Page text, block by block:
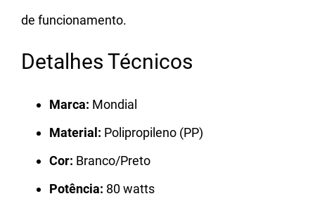
de funcionamento.
Detalhes Técnicos
Marca: Mondial
Material: Polipropileno (PP)
Cor: Branco/Preto
Potência: 80 watts